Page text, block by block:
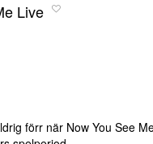
Live
förr när Now You See